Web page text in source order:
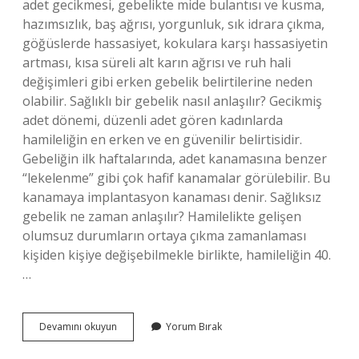
adet gecikmesi, gebelikte mide bulantısı ve kusma,
hazımsızlık, baş ağrısı, yorgunluk, sık idrara çıkma,
göğüslerde hassasiyet, kokulara karşı hassasiyetin
artması, kısa süreli alt karın ağrısı ve ruh hali
değişimleri gibi erken gebelik belirtilerine neden
olabilir. Sağlıklı bir gebelik nasıl anlaşılır? Gecikmiş
adet dönemi, düzenli adet gören kadınlarda
hamileliğin en erken ve en güvenilir belirtisidir.
Gebeliğin ilk haftalarında, adet kanamasına benzer
“lekelenme” gibi çok hafif kanamalar görülebilir. Bu
kanamaya implantasyon kanaması denir. Sağlıksız
gebelik ne zaman anlaşılır? Hamilelikte gelişen
olumsuz durumların ortaya çıkma zamanlaması
kişiden kişiye değişebilmekle birlikte, hamileliğin 40.
…
Devamını okuyun Gebeliğin
Sağlıklı
Yorum Bırak